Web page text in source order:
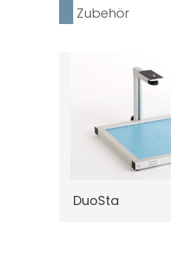
Zubehör
DuoSta